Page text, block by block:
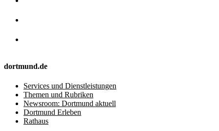
dortmund.de
Services und Dienstleistungen
Themen und Rubriken
Newsroom: Dortmund aktuell
Dortmund Erleben
Rathaus